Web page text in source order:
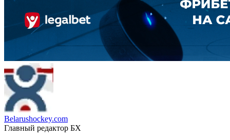
Belarushockey.com
Главный редактор БХ